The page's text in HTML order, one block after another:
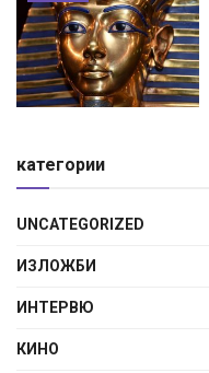
категории
UNCATEGORIZED
ИЗЛОЖБИ
ИНТЕРВЮ
КИНО